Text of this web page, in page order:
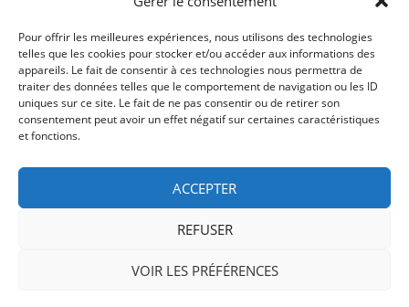
Pour offrir les meilleures expériences, nous utilisons des technologies
telles que les cookies pour stocker et/ou accéder aux informations des
appareils. Le fait de consentir à ces technologies nous permettra de
traiter des données telles que le comportement de navigation ou les ID
uniques sur ce site. Le fait de ne pas consentir ou de retirer son
consentement peut avoir un effet négatif sur certaines caractéristiques
et fonctions.
ACCEPTER
REFUSER
VOIR LES PRÉFÉRENCES
2 Cours de l'Yser 33800
Bordeaux
Lun-Samedi: 10:00 -19:00
Non Stop
/ /